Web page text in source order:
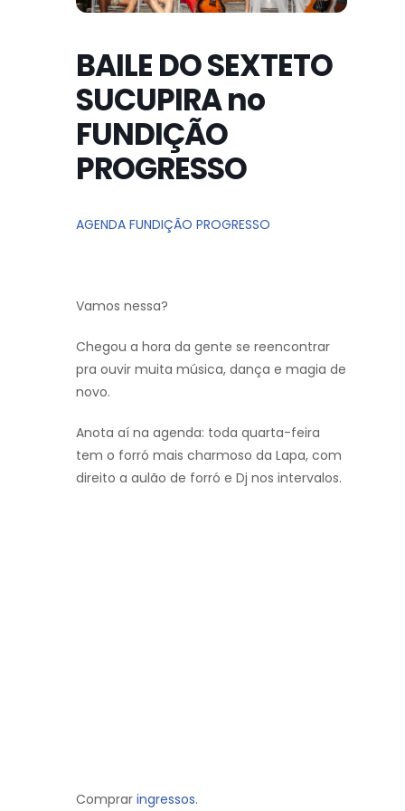
BAILE DO SEXTETO
SUCUPIRA no
FUNDIÇÃO
PROGRESSO
AGENDA FUNDIÇÃO PROGRESSO
Vamos nessa?
Chegou a hora da gente se reencontrar
pra ouvir muita música, dança e magia de
novo.
Anota aí na agenda: toda quarta-feira
tem o forró mais charmoso da Lapa, com
direito a aulão de forró e Dj nos intervalos.
Comprar ingressos.